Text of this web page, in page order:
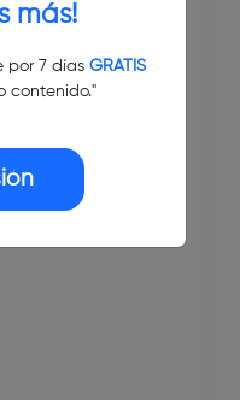
más!
7 días GRATIS
contenido."